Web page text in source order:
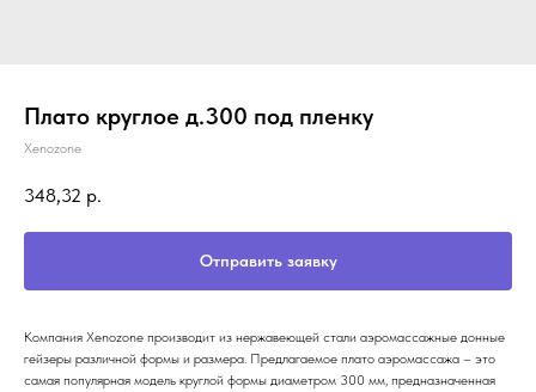
Плато круглое д.300 под пленку
Xenozone
348,32 р.
Отправить заявку
Компания Xenozone производит из нержавеющей стали аэромассажные донные
гейзеры различной формы и размера. Предлагаемое плато аэромассажа – это
самая популярная модель круглой формы диаметром 300 мм, предназначенная